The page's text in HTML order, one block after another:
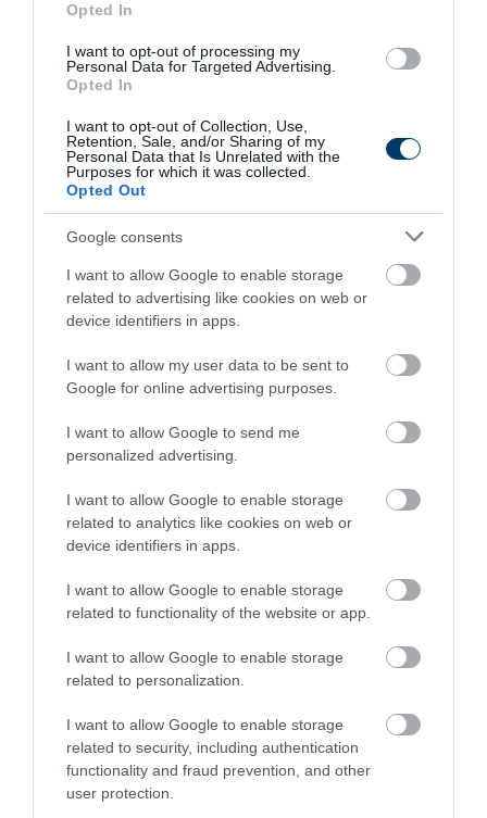
Opted In
I want to opt-out of processing my
Personal Data for Targeted Advertising.
Opted In
I want to opt-out of Collection, Use,
Retention, Sale, and/or Sharing of my
Personal Data that Is Unrelated with the
Purposes for which it was collected.
Opted Out
Google consents
I want to allow Google to enable storage
related to advertising like cookies on web or
device identifiers in apps.
I want to allow my user data to be sent to
Google for online advertising purposes.
I want to allow Google to send me
personalized advertising.
I want to allow Google to enable storage
related to analytics like cookies on web or
device identifiers in apps.
I want to allow Google to enable storage
related to functionality of the website or app.
I want to allow Google to enable storage
related to personalization.
I want to allow Google to enable storage
related to security, including authentication
functionality and fraud prevention, and other
user protection.
257 170
Cause Parasites
410 93 95
1 h 13 min
5 Hidden Signs You Have Worms Inside Your
Body